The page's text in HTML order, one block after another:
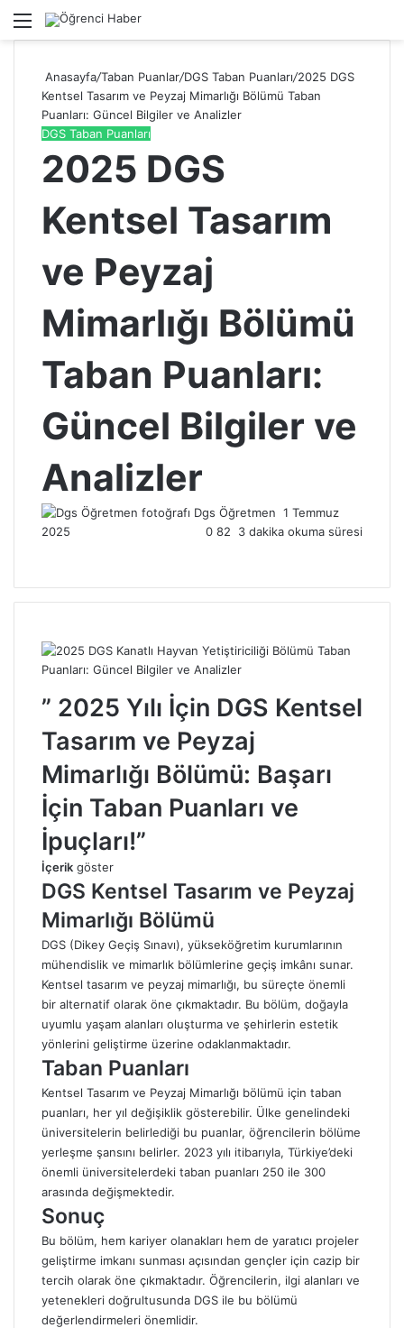
Menü
Anasayfa/Taban Puanlar/DGS Taban Puanları/2025 DGS
Kentsel Tasarım ve Peyzaj Mimarlığı Bölümü Taban
Puanları: Güncel Bilgiler ve Analizler
DGS Taban Puanları
2025 DGS
Kentsel Tasarım
ve Peyzaj
Mimarlığı Bölümü
Taban Puanları:
Güncel Bilgiler ve
Analizler
Dgs Öğretmen Bir
e-
1 Temmuz
2025
0 82 3 dakika okuma süresi
” 2025 Yılı İçin DGS Kentsel
Tasarım ve Peyzaj
Mimarlığı Bölümü: Başarı
İçin Taban Puanları ve
İpuçları!”
İçerik göster
DGS Kentsel Tasarım ve Peyzaj
Mimarlığı Bölümü
DGS (Dikey Geçiş Sınavı), yükseköğretim kurumlarının
mühendislik ve mimarlık bölümlerine geçiş imkânı sunar.
Kentsel tasarım ve peyzaj mimarlığı, bu süreçte önemli
bir alternatif olarak öne çıkmaktadır. Bu bölüm, doğayla
uyumlu yaşam alanları oluşturma ve şehirlerin estetik
yönlerini geliştirme üzerine odaklanmaktadır.
Taban Puanları
Kentsel Tasarım ve Peyzaj Mimarlığı bölümü için taban
puanları, her yıl değişiklik gösterebilir. Ülke genelindeki
üniversitelerin belirlediği bu puanlar, öğrencilerin bölüme
yerleşme şansını belirler. 2023 yılı itibarıyla, Türkiye’deki
önemli üniversitelerdeki taban puanları 250 ile 300
arasında değişmektedir.
Sonuç
Bu bölüm, hem kariyer olanakları hem de yaratıcı projeler
geliştirme imkanı sunması açısından gençler için cazip bir
tercih olarak öne çıkmaktadır. Öğrencilerin, ilgi alanları ve
yetenekleri doğrultusunda DGS ile bu bölümü
değerlendirmeleri önemlidir.